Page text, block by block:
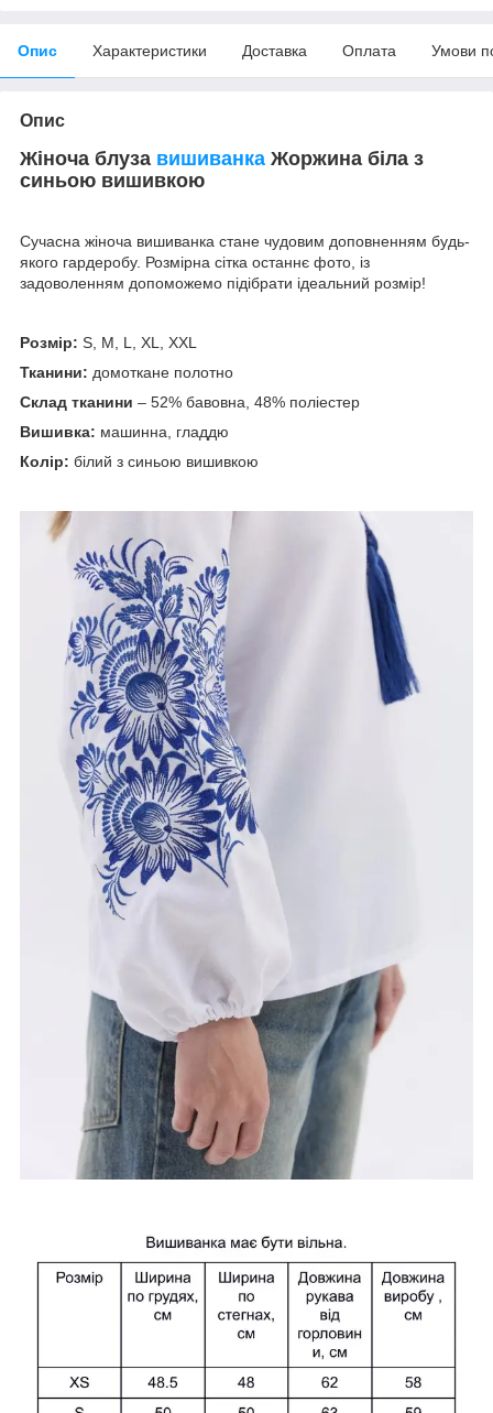
Опис Характеристики Доставка Оплата Умови
Опис
Жіноча блуза вишиванка Жоржина біла з
синьою вишивкою
Сучасна жіноча вишиванка стане чудовим доповненням будь-
якого гардеробу. Розмірна сітка останнє фото, із
задоволенням допоможемо підібрати ідеальний розмір!
Розмір: S, M, L, XL, XXL
Тканини: домоткане полотно
Склад тканини – 52% бавовна, 48% поліестер
Вишивка: машинна, гладдю
Колір: білий з синьою вишивкою